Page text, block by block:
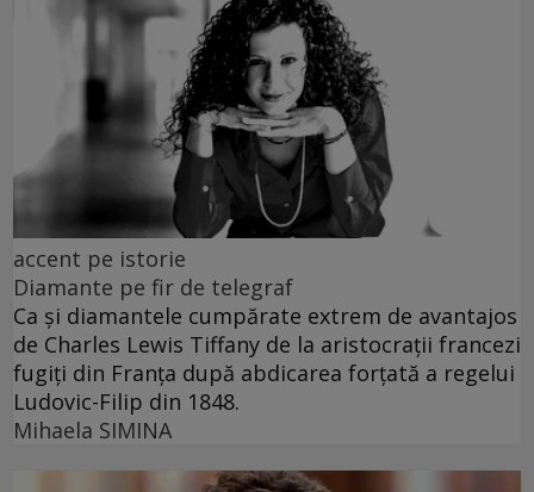
accent pe istorie
Diamante pe fir de telegraf
Ca și diamantele cumpărate extrem de avantajos
de Charles Lewis Tiffany de la aristocrații francezi
fugiți din Franța după abdicarea forțată a regelui
Ludovic-Filip din 1848.
Mihaela SIMINA